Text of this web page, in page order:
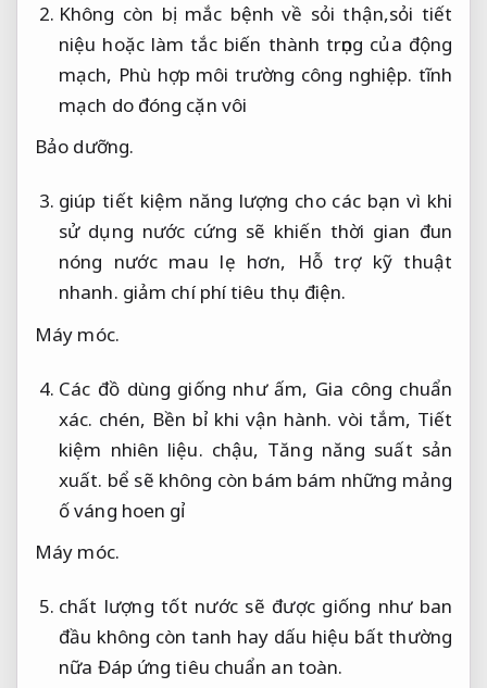
Không còn bị mắc bệnh về sỏi thận,sỏi tiết
niệu hoặc làm tắc biến thành trọng của động
mạch, Phù hợp môi trường công nghiệp. tĩnh
mạch do đóng cặn vôi
Bảo dưỡng.
giúp tiết kiệm năng lượng cho các bạn vì khi
sử dụng nước cứng sẽ khiến thời gian đun
nóng nước mau lẹ hơn,
Hỗ trợ kỹ thuật
nhanh. giảm chí phí tiêu thụ điện.
Máy móc.
Các đồ dùng giống như ấm, Gia công chuẩn
xác. chén, Bền bỉ khi vận hành. vòi tắm, Tiết
kiệm nhiên liệu. chậu, Tăng năng suất sản
xuất. bể sẽ không còn bám bám những mảng
ố váng hoen gỉ
Máy móc.
chất lượng tốt nước sẽ được giống như ban
đầu không còn tanh hay dấu hiệu bất thường
nữa Đáp ứng tiêu chuẩn an toàn.